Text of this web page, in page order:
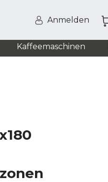
Anmelden
Kaffeemaschinen